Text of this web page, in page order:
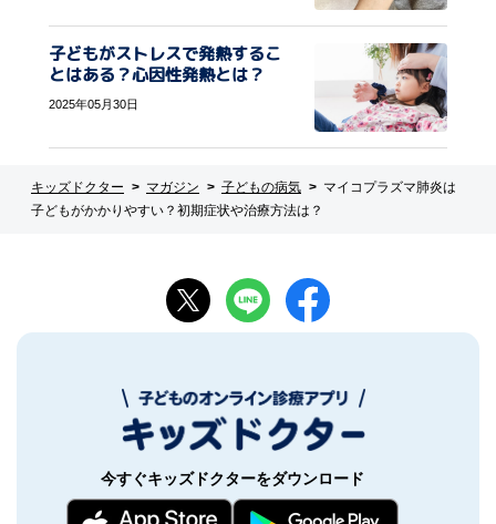
子どもがストレスで発熱するこ
とはある？心因性発熱とは？
2025年05月30日
キッズドクター マガジン 子どもの病気
マイコプラズマ肺炎は
子どもがかかりやすい？初期症状や治療方法は？
今すぐキッズドクターをダウンロード